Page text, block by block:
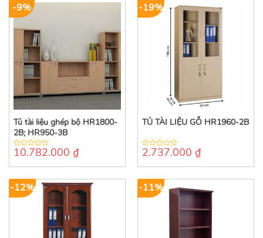
-9%
Tủ tài liệu ghép bộ HR1800-
2B; HR950-3B
0
of
10.782.000 ₫
-19%
TỦ TÀI LIỆU GỖ HR1960-2B
0
of
2.737.000 ₫
-12% -11%